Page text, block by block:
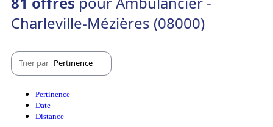
Charleville-Mézières (08000)
Trier par Pertinence
Pertinence
Date
Distance